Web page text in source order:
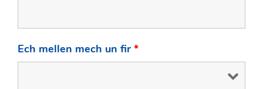
Ech mellen mech un fir *